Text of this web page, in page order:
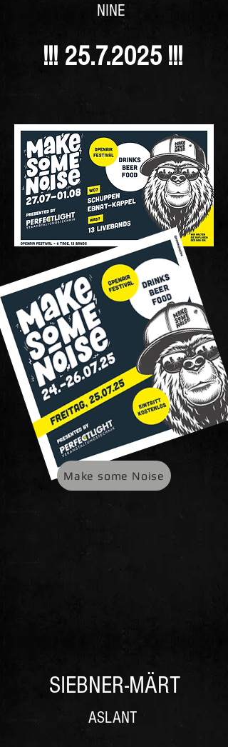
NINE
!!! 25.7.2025 !!!
Make some Noise
SIEBNER-MÄRT
ASLANT